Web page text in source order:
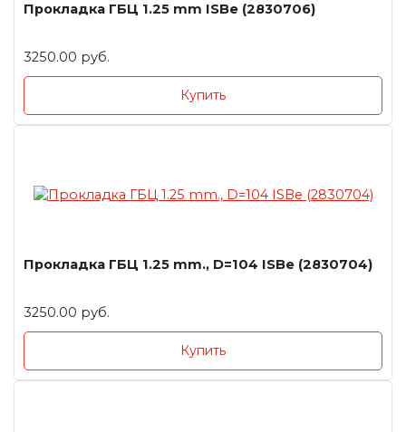
Прокладка ГБЦ 1.25 mm ISBe (2830706)
3250.00 руб.
Купить
Прокладка ГБЦ 1.25 mm., D=104 ISBe (2830704)
3250.00 руб.
Купить